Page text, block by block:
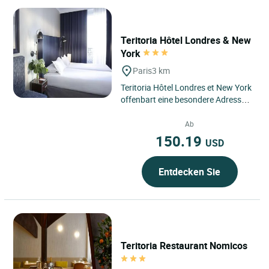
Teritoria Hôtel Londres & New
York
Paris3 km
Teritoria Hôtel Londres et New York
offenbart eine besondere Adresse
von Paris, zwischen...
Ab
150.19 USD
Entdecken Sie
Teritoria Restaurant Nomicos